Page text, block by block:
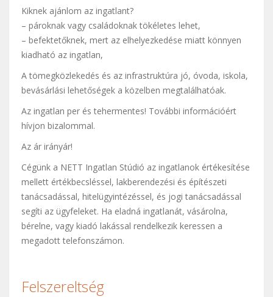
Kiknek ajánlom az ingatlant?
– pároknak vagy családoknak tökéletes lehet,
– befektetőknek, mert az elhelyezkedése miatt könnyen
kiadható az ingatlan,
A tömegközlekedés és az infrastruktúra jó, óvoda, iskola,
bevásárlási lehetőségek a közelben megtalálhatóak.
Az ingatlan per és tehermentes! További információért
hívjon bizalommal.
Az ár irányár!
Cégünk a NETT Ingatlan Stúdió az ingatlanok értékesítése
mellett értékbecsléssel, lakberendezési és építészeti
tanácsadással, hitelügyintézéssel, és jogi tanácsadással
segíti az ügyfeleket. Ha eladná ingatlanát, vásárolna,
bérelne, vagy kiadó lakással rendelkezik keressen a
megadott telefonszámon.
Felszereltség